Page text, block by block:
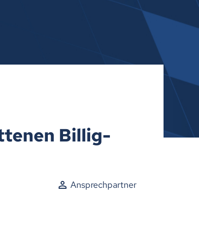
Billig-
Ansprechpartner